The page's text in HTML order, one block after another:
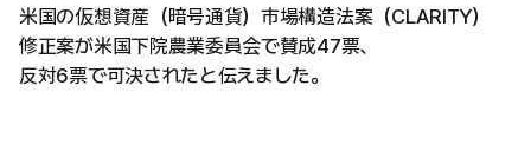
米国の仮想資産（暗号通貨）市場構造法案（CLARITY）
修正案が米国下院農業委員会で賛成47票、
反対6票で可決されたと伝えました。